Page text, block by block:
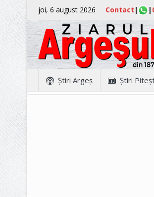
joi, 6 august 2026 Contact | |
Ştiri Argeş Ştiri